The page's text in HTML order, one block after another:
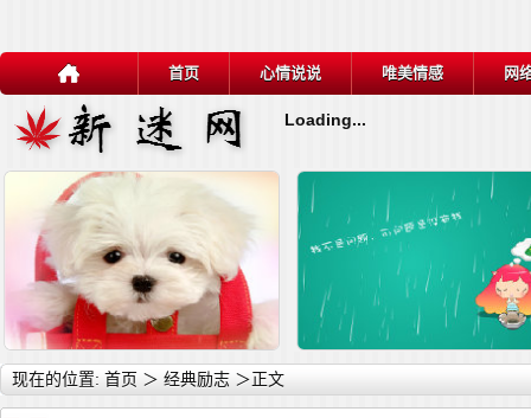
首页 心情说说 唯美情感 网
Loading...
详细内容
现在的位置: 首页 ＞ 经典励志 ＞正文